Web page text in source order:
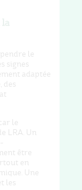
le
signes
adaptée
des
le
LRA. Un
être
en
Une
les